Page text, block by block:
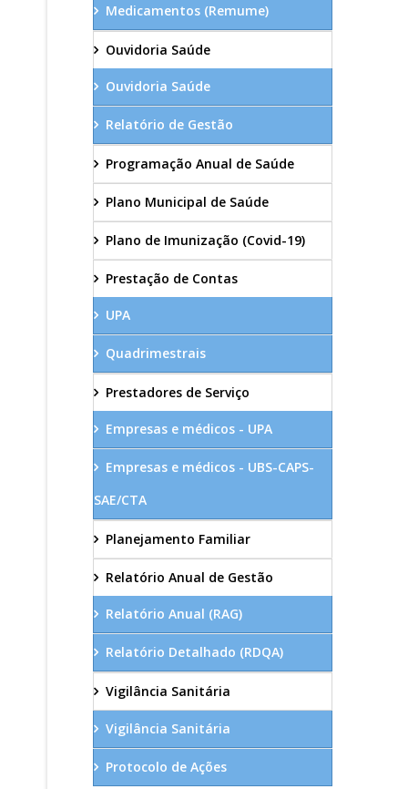
Medicamentos (Remume)
Ouvidoria Saúde
Ouvidoria Saúde
Relatório de Gestão
Programação Anual de Saúde
Plano Municipal de Saúde
Plano de Imunização (Covid-19)
Prestação de Contas
UPA
Quadrimestrais
Prestadores de Serviço
Empresas e médicos - UPA
Empresas e médicos - UBS-CAPS-
SAE/CTA
Planejamento Familiar
Relatório Anual de Gestão
Relatório Anual (RAG)
Relatório Detalhado (RDQA)
Vigilância Sanitária
Vigilância Sanitária
Protocolo de Ações